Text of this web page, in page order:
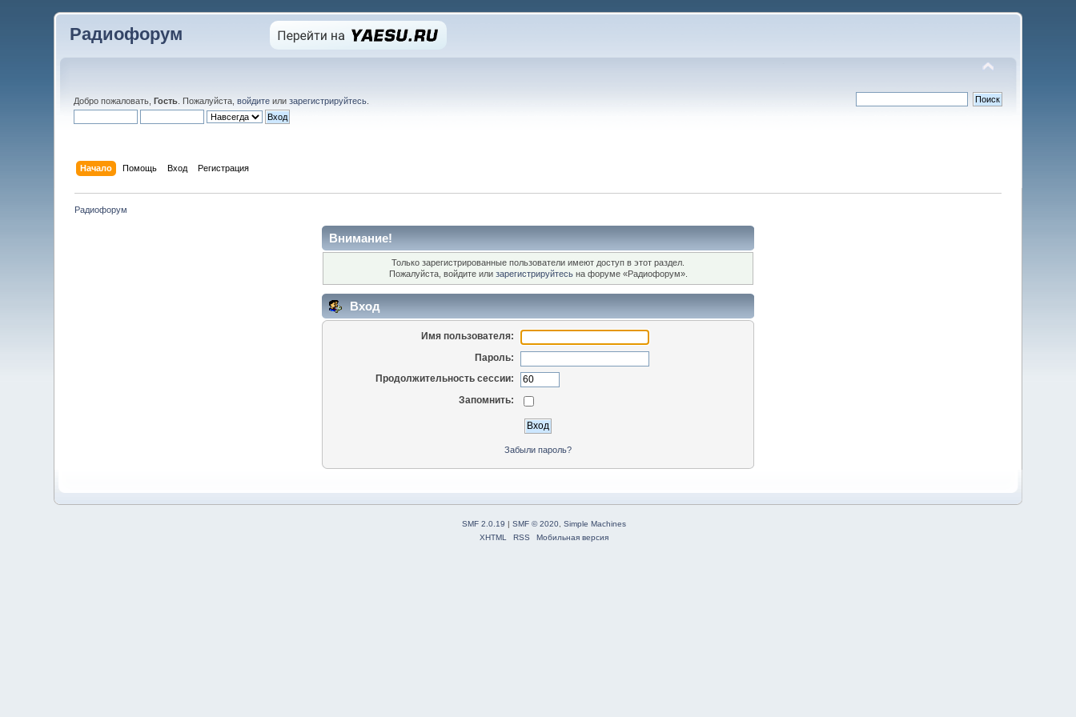
Радиофорум
Добро пожаловать,Гость . Пожалуйста,войдите илизарегистрируйтесь
Начало Помощь Вход Регистрация
Радиофорум
Внимание!
Только зарегистрированные пользователи имеют доступ в этот раздел.
Пожалуйста, войдите или зарегистрируйтесьна форуме «Радиофорум».
Вход
Имя пользователя:
Пароль:
Продолжительность сессии:
Запомнить:
Забыли пароль?
SMF 2.0.19 | SMF © 2020 Simple Machines
XHTML
RSS Мобильная версия